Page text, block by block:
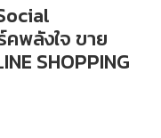
พลังใจ ขาย
SHOPPING